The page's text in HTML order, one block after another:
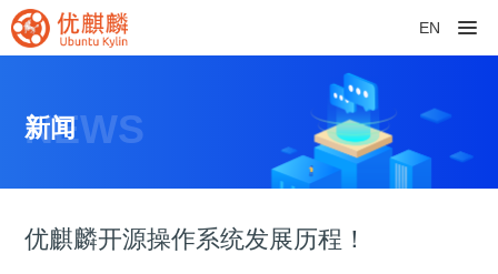
EN
NEWS
新闻
优麒麟开源操作系统发展历程！